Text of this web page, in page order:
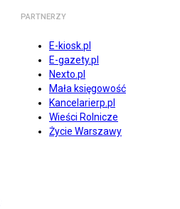
PARTNERZY
E-kiosk.pl
E-gazety.pl
Nexto.pl
Mała księgowość
Kancelarierp.pl
Wieści Rolnicze
Życie Warszawy